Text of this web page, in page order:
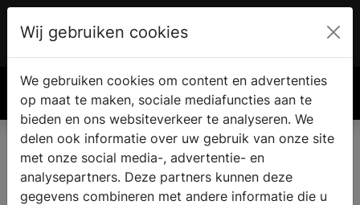
€ 0.00
Wij gebruiken cookies
We gebruiken cookies om content en advertenties
op maat te maken, sociale mediafuncties aan te
bieden en ons websiteverkeer te analyseren. We
delen ook informatie over uw gebruik van onze site
met onze social media-, advertentie- en
analysepartners. Deze partners kunnen deze
gegevens combineren met andere informatie die u